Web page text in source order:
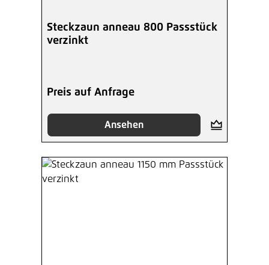
Steckzaun anneau 800 Passstück
verzinkt
Preis auf Anfrage
Ansehen